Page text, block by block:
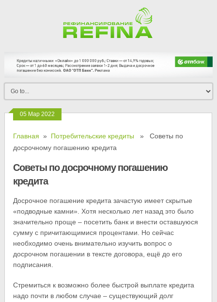
05 Мар 2022
Главная » Потребительские кредиты » Советы по
досрочному погашению кредита
Советы по досрочному погашению
кредита
Досрочное погашение кредита зачастую имеет скрытые
«подводные камни». Хотя несколько лет назад это было
значительно проще – посетить банк и внести оставшуюся
сумму с причитающимися процентами. Но сейчас
необходимо очень внимательно изучить вопрос о
досрочном погашении в тексте договора, ещё до его
подписания.
Стремиться к возможно более быстрой выплате кредита
надо почти в любом случае – существующий долг